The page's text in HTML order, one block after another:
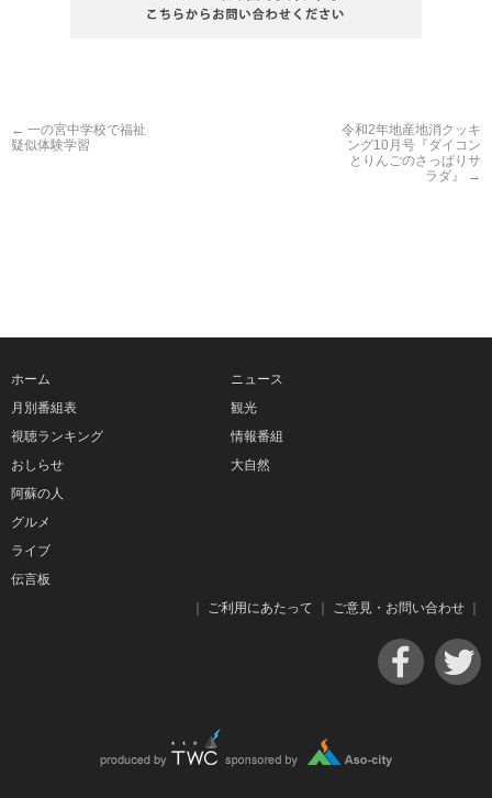
← 一の宮中学校で福祉
疑似体験学習
令和2年地産地消クッキ
ング10月号『ダイコン
とりんごのさっぱりサ
ラダ』
→
ホーム
月別番組表
視聴ランキング
おしらせ
ニュース
観光
情報番組
大自然
阿蘇の人
グルメ
ライブ
伝言板
ご利用にあたって ご意見・お問い合わせ